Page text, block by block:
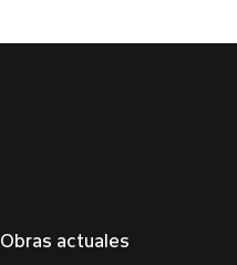
Obras actuales